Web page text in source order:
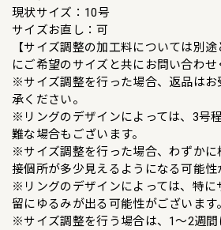
現状サイズ：10号
サイズお直し：可
【サイズ調整の加工料については別
にご希望のサイズと共にお問い合わせ
※サイズ調整を行った場合、返品はお
承ください。
※リングのデザインによっては、3号
難な場合もございます。
※サイズ調整を行った場合、わずかに
接個所が多少見えるようになる可能性
※リングのデザインによっては、特に
留にゆるみが出る可能性がございます。
※サイズ調整を行う場合は、1〜2週